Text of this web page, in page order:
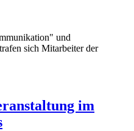
und
sich Mitarbeiter der
im